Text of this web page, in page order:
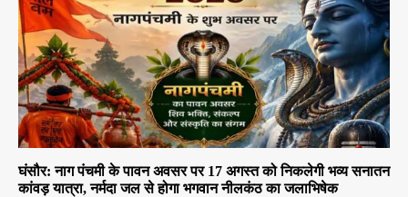
घंसौर: नाग पंचमी के पावन अवसर पर 17 अगस्त को निकलेगी भव्य सनातन
कांवड़ यात्रा, नर्मदा जल से होगा भगवान नीलकंठ का जलाभिषेक